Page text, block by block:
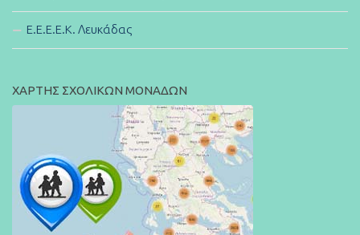
E.E.E.E.K. Λευκάδας
ΧΑΡΤΗΣ ΣΧΟΛΙΚΩΝ ΜΟΝΑΔΩΝ